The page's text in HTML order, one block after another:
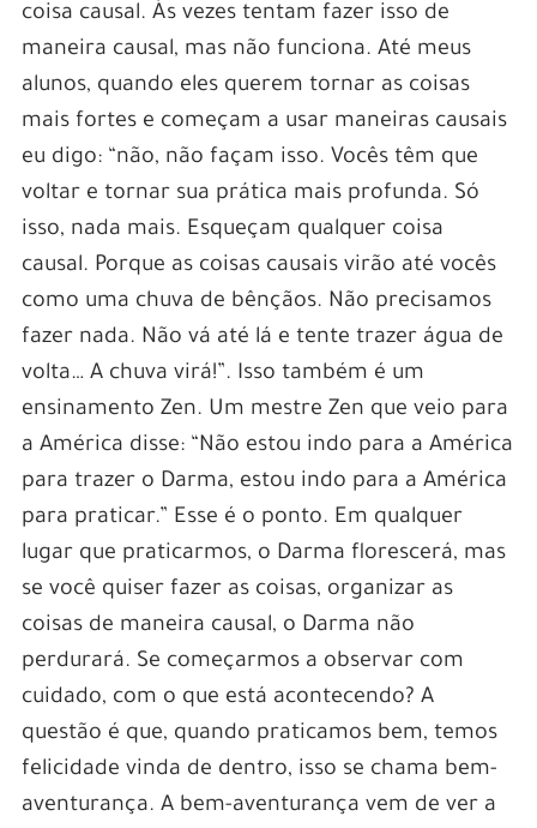
coisa causal. Às vezes tentam fazer isso de
maneira causal, mas não funciona. Até meus
alunos, quando eles querem tornar as coisas
mais fortes e começam a usar maneiras causais
eu digo: “não, não façam isso. Vocês têm que
voltar e tornar sua prática mais profunda. Só
isso, nada mais. Esqueçam qualquer coisa
causal. Porque as coisas causais virão até vocês
como uma chuva de bênçãos. Não precisamos
fazer nada. Não vá até lá e tente trazer água de
volta… A chuva virá!”. Isso também é um
ensinamento Zen. Um mestre Zen que veio para
a América disse: “Não estou indo para a América
para trazer o Darma, estou indo para a América
para praticar.” Esse é o ponto. Em qualquer
lugar que praticarmos, o Darma florescerá, mas
se você quiser fazer as coisas, organizar as
coisas de maneira causal, o Darma não
perdurará. Se começarmos a observar com
cuidado, com o que está acontecendo? A
questão é que, quando praticamos bem, temos
felicidade vinda de dentro, isso se chama bem-
aventurança. A bem-aventurança vem de ver a